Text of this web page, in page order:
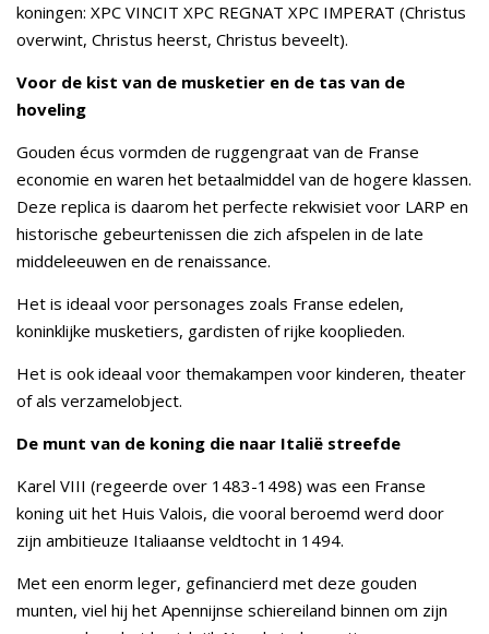
koningen: XPC VINCIT XPC REGNAT XPC IMPERAT (Christus
overwint, Christus heerst, Christus beveelt).
Voor de kist van de musketier en de tas van de
hoveling
Gouden écus vormden de ruggengraat van de Franse
economie en waren het betaalmiddel van de hogere klassen.
Deze replica is daarom het perfecte rekwisiet voor LARP en
historische gebeurtenissen die zich afspelen in de late
middeleeuwen en de renaissance.
Het is ideaal voor personages zoals Franse edelen,
koninklijke musketiers, gardisten of rijke kooplieden.
Het is ook ideaal voor themakampen voor kinderen, theater
of als verzamelobject.
De munt van de koning die naar Italië streefde
Karel VIII (regeerde over 1483-1498) was een Franse
koning uit het Huis Valois, die vooral beroemd werd door
zijn ambitieuze Italiaanse veldtocht in 1494.
Met een enorm leger, gefinancierd met deze gouden
munten, viel hij het Apennijnse schiereiland binnen om zijn